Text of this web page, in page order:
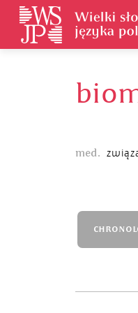
med.